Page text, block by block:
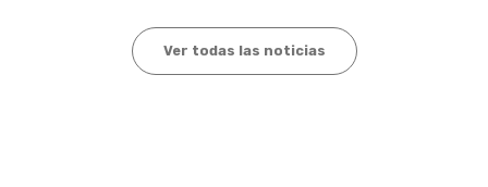
Ver todas las noticias